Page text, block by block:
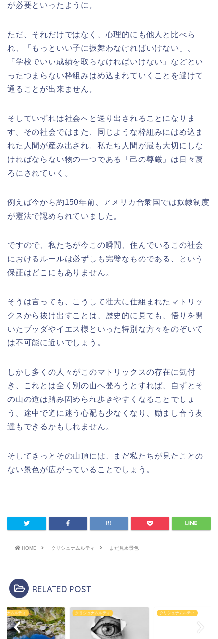
が必要といったように。
ただ、それだけではなく、心理的にも他人と比べら
れ、「もっといい子に振舞わなければいけない」、
「学校でいい成績を取らなければいけない」などとい
ったつまらない枠組みはめ込まれていくことを避けて
通ることが出来ません。
そしていずれは社会へと送り出されることになりま
す。その社会ではまた、同じような枠組みにはめ込ま
れた人間が産み出され、私たち人間が最も大切にしな
ければならない物の一つである「己の尊厳」は日々蔑
ろにされていく。
例えば今から約150年前、アメリカ合衆国では奴隷制度
が憲法で認められていました。
ですので、私たちが今この瞬間、住んでいるこの社会
におけるルールは必ずしも完璧なものである、という
保証はどこにもありません。
そうは言っても、こうして壮大に仕組まれたマトリッ
クスから抜け出すことは、歴史的に見ても、悟りを開
いたブッダやイエス様といった特別な方々をのぞいて
は不可能に近いでしょう。
しかし多くの人々がこのマトリックスの存在に気付
き、これとは全く別の山へ登ろうとすれば、自ずとそ
の山の道は踏み固められ歩きやすくなることでしょ
う。途中で道に迷う心配も少なくなり、励まし合う友
達もできるかもしれません。
そしてきっとその山頂には、まだ私たちが見たことの
ない景色が広がっていることでしょう。
HOME クリシュナムルティ まだ見ぬ景色
RELATED POST
ュナムルティ クリシュナムルティ クリシュナムルティ